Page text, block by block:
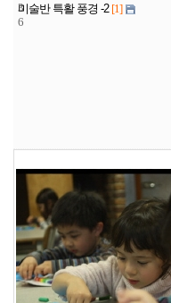
3
6
미술반 특활 풍경 -2 [1]